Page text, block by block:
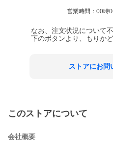
営業時間： 00時
なお、注文状況について
下のボタンより、
もりか
ストアにお問
このストアについて
会社概要